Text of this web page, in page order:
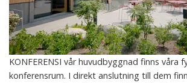
KONFERENSI vår huvudbyggnad finns våra
konferensrum. I direkt anslutning till dem